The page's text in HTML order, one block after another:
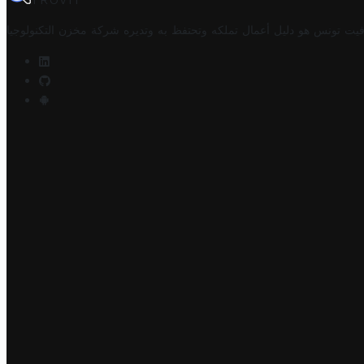
تونس هو دليل أعمال تملكه وتحتفظ به وتديره شركة مخزن التكنولوجيا